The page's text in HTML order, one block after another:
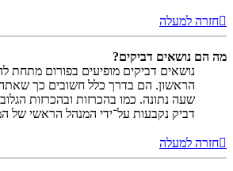
חזרה למעלה
מה הם נושאים דביקים?
נושאים דביקים מופיעים בפורום מתחת
הראשון. הם בדרך כלל חשובים כך
שעה נתונה. כמו בהכרזות ובהכרזות
דביק נקבעות על־ידי המנהל הראשי של
חזרה למעלה